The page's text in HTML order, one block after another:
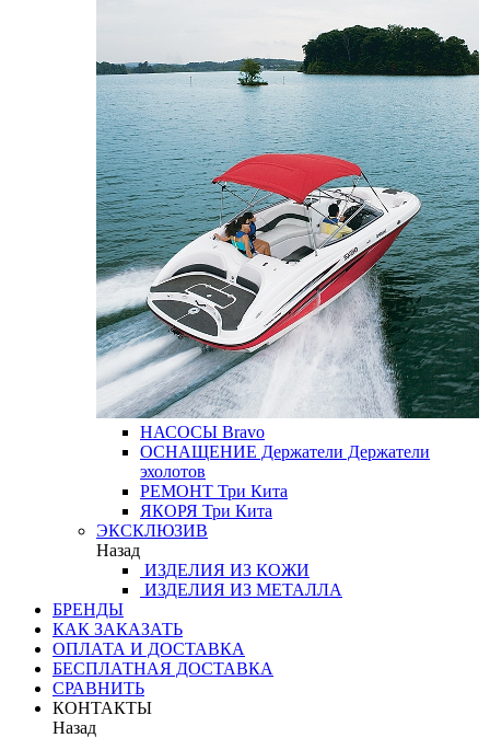
НАСОСЫ Bravo
ОСНАЩЕНИЕ Держатели Держатели
эхолотов
РЕМОНТ Три Кита
ЯКОРЯ Три Кита
ЭКСКЛЮЗИВ
Назад
ИЗДЕЛИЯ ИЗ КОЖИ
ИЗДЕЛИЯ ИЗ МЕТАЛЛА
БРЕНДЫ
КАК ЗАКАЗАТЬ
ОПЛАТА И ДОСТАВКА
БЕСПЛАТНАЯ ДОСТАВКА
СРАВНИТЬ
КОНТАКТЫ
Назад